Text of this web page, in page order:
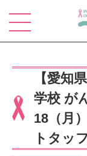
【愛知
学校 が
18（月
トタッ